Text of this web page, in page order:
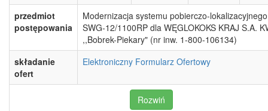
przedmiot
postępowania
Modernizacja systemu pobierczo-lokalizacyjnego
SWG-12/1100RP dla WĘGLOKOKS KRAJ S.A.
,,Bobrek-Piekary" (nr inw. 1-800-106134)
składanie
ofert
Elektroniczny Formularz Ofertowy
Rozwiń